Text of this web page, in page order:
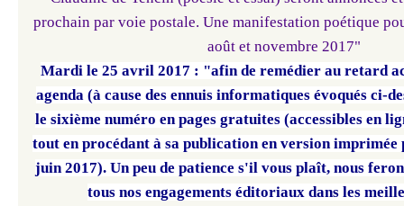
prochain par voie postale. Une manifestation poétique
août et novembre 2017"
Mardi le 25 avril 2017 : "afin de remédier au retard
agenda (à cause des ennuis informatiques évoqués ci-
le sixième numéro en pages gratuites (accessibles en
tout en procédant à sa publication en version imprimée
juin 2017). Un peu de patience s'il vous plaît, nous
tous nos engagements éditoriaux dans les